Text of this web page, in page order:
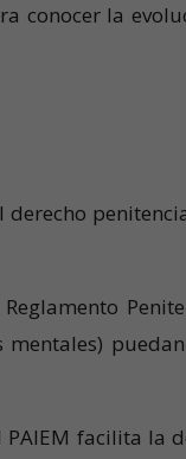
conocer la
mentales)
PAIEM facilita la